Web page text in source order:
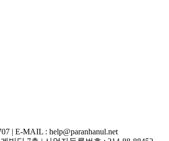
| E-MAIL : help@paranhanul.net